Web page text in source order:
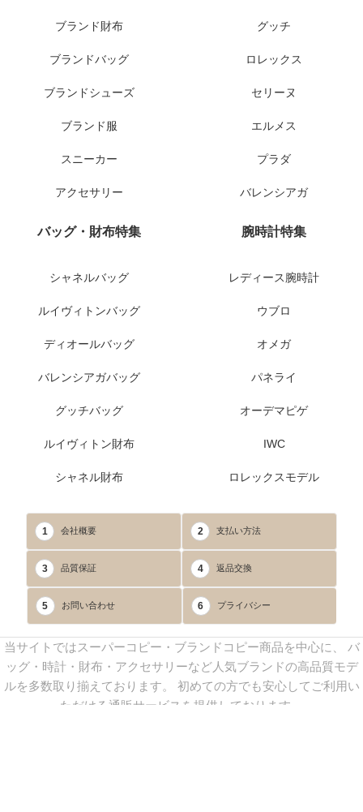
ブランド財布
ブランドバッグ
ブランドシューズ
ブランド服
スニーカー
アクセサリー
グッチ
ロレックス
セリーヌ
エルメス
プラダ
バレンシアガ
バッグ・財布特集
シャネルバッグ
ルイヴィトンバッグ
ディオールバッグ
バレンシアガバッグ
グッチバッグ
ルイヴィトン財布
シャネル財布
腕時計特集
レディース腕時計
ウブロ
オメガ
パネライ
オーデマピゲ
IWC
ロレックスモデル
1 会社概要 2 支払い方法
3 品質保証 4 返品交換
5 お問い合わせ 6 プライバシー
当サイトではスーパーコピー・ブランドコピー商品を中心に、 バ
ッグ・時計・財布・アクセサリーなど人気ブランドの高品質モデ
ルを多数取り揃えております。 初めての方でも安心してご利用い
ただける通販サービスを提供しております。